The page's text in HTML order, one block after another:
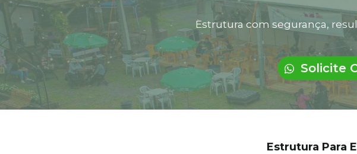
Estrutura com segurança,
Solicite
Estrutura Para